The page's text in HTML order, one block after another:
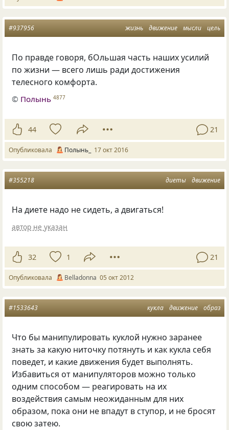
жизнь движение мысли цель
#937956
По правде говоря, бОльшая часть наших усилий
по жизни — всего лишь ради достижения
телесного комфорта.
© Полынь 4877
44 21
Опубликовала Полынь_ 17 окт 2016
диеты движение
#355218
На диете надо не сидеть, а двигаться!
автор не указан
32 1 21
Опубликовала Belladonna 05 окт 2012
кукла движение образ
#1533643
Что бы манипулировать куклой нужно заранее
знать за какую ниточку потянуть и как кукла себя
поведет, и какие движения будет выполнять.
Избавиться от манипуляторов можно только
одним способом — реагировать на их
воздействия самым неожиданным для них
образом, пока они не впадут в ступор, и не бросят
свою затею.